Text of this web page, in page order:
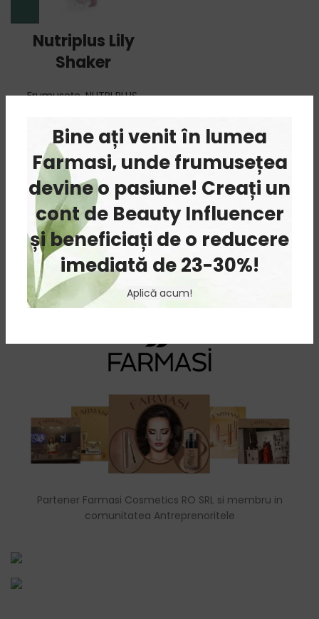
Bine ați venit în lumea
Farmasi, unde frumusețea
devine o pasiune! Creați un
cont de Beauty Influencer
și beneficiați de o reducere
imediată de 23-30%!
Aplică acum!
Nutriplus Lily
Shaker
Frumusețe,NUTRI PLUS,
37.00
Partener Farmasi Cosmetics RO SRL si membru in
comunitatea Antreprenoritele